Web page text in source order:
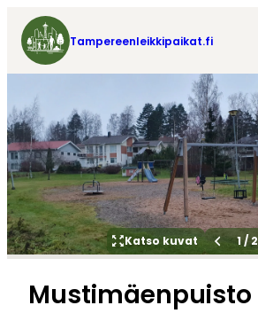
Tampereenleikkipaikat.fi
Katso kuvat 1/ 2
Mustimäenpuisto